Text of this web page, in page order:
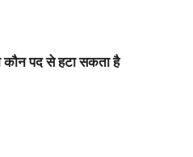
पद से हटा सकता है